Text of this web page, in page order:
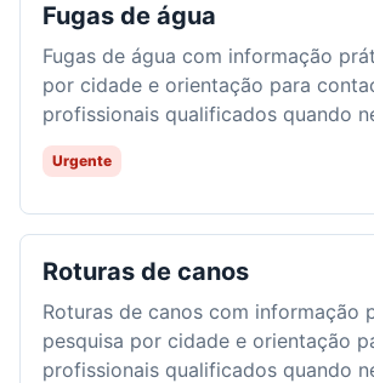
Fugas de água
Fugas de água com informação
por cidade e orientação para
profissionais qualificados quando
Urgente
Roturas de canos
Roturas de canos com informação
pesquisa por cidade e orientação
profissionais qualificados quando